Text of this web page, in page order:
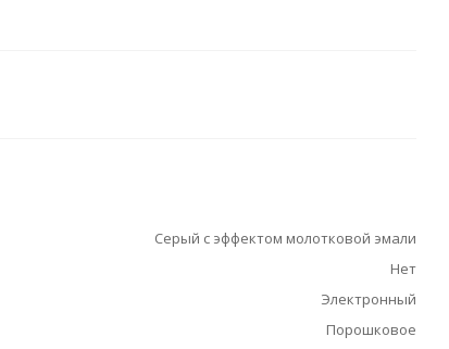
Серый с эффектом молотковой эмали
Нет
Электронный
Порошковое